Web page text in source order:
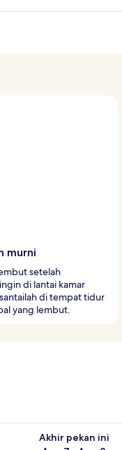
murni
setelah
di lantai kamar
di tempat tidur
yang lembut.
9
Akhir pekan ini
ketersediaan untuk